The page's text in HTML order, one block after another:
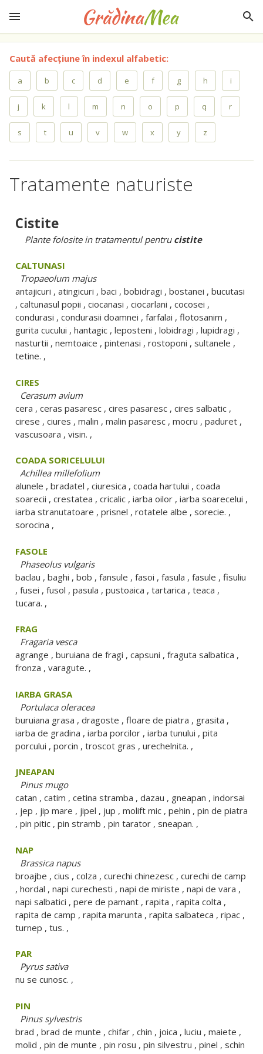
Caută afecțiune în indexul alfabetic:
a b c d e f g h i
j k l m n o p q r
s t u v w x y z
Tratamente naturiste
Cistite
Plante folosite in tratamentul pentru cistite
CALTUNASI
Tropaeolum majus
antajicuri , atingicuri , baci , bobidragi , bostanei , bucutasi
, caltunasul popii , ciocanasi , ciocarlani , cocosei ,
condurasi , condurasii doamnei , farfalai , flotosanim ,
gurita cucului , hantagic , leposteni , lobidragi , lupidragi ,
nasturtii , nemtoaice , pintenasi , rostoponi , sultanele ,
tetine. ,
CIRES
Cerasum avium
cera , ceras pasaresc , cires pasaresc , cires salbatic ,
cirese , ciures , malin , malin pasaresc , mocru , paduret ,
vascusoara , visin. ,
COADA SORICELULUI
Achillea millefolium
alunele , bradatel , ciuresica , coada hartului , coada
soarecii , crestatea , cricalic , iarba oilor , iarba soarecelui ,
iarba stranutatoare , prisnel , rotatele albe , sorecie. ,
sorocina ,
FASOLE
Phaseolus vulgaris
baclau , baghi , bob , fansule , fasoi , fasula , fasule , fisuliu
, fusei , fusol , pasula , pustoaica , tartarica , teaca ,
tucara. ,
FRAG
Fragaria vesca
agrange , buruiana de fragi , capsuni , fraguta salbatica ,
fronza , varagute. ,
IARBA GRASA
Portulaca oleracea
buruiana grasa , dragoste , floare de piatra , grasita ,
iarba de gradina , iarba porcilor , iarba tunului , pita
porcului , porcin , troscot gras , urechelnita. ,
JNEAPAN
Pinus mugo
catan , catim , cetina stramba , dazau , gneapan , indorsai
, jep , jip mare , jipel , jup , molift mic , pehin , pin de piatra
, pin pitic , pin stramb , pin tarator , sneapan. ,
NAP
Brassica napus
broajbe , cius , colza , curechi chinezesc , curechi de camp
, hordal , napi curechesti , napi de miriste , napi de vara ,
napi salbatici , pere de pamant , rapita , rapita colta ,
rapita de camp , rapita marunta , rapita salbateca , ripac ,
turnep , tus. ,
PAR
Pyrus sativa
nu se cunosc. ,
PIN
Pinus sylvestris
brad , brad de munte , chifar , chin , joica , luciu , maiete ,
molid , pin de munte , pin rosu , pin silvestru , pinel , schin